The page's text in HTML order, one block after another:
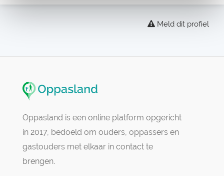
Meld dit profiel
Oppasland is een online platform opgericht
in 2017, bedoeld om ouders, oppassers en
gastouders met elkaar in contact te
brengen.